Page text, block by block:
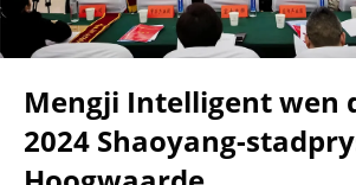
Mengji Intelligent wen
2024 Shaoyang-